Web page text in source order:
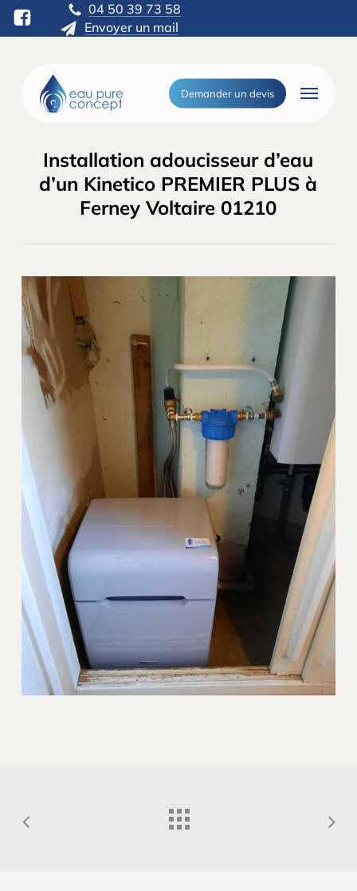
04 50 39 73 58
Envoyer un mail
Skip
Demander un devis Menu
Installation adoucisseur d’eau
d’un Kinetico PREMIER PLUS à
Ferney Voltaire 01210